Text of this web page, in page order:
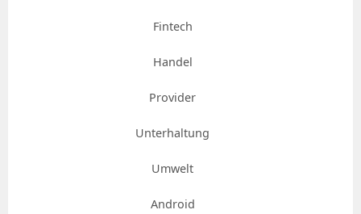
Fintech
Handel
Provider
Unterhaltung
Umwelt
Android